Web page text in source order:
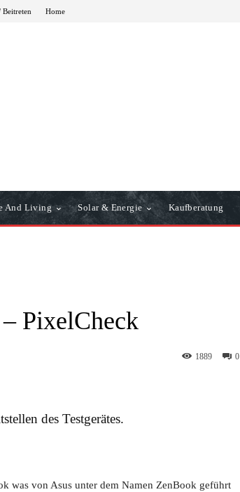
Beitreten Home
And Living Solar & Energie Kaufberatung
PixelCheck
0
1889
des Testgerätes.
was von Asus unter dem Namen ZenBook geführt